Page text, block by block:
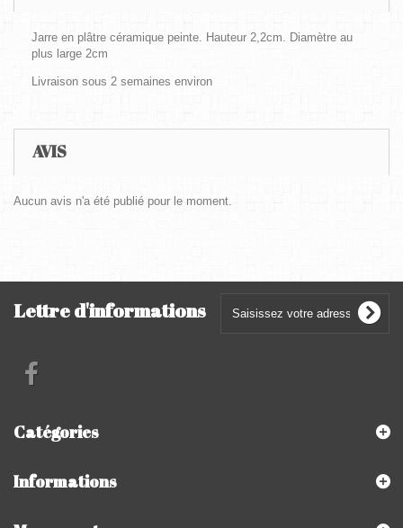
Jarre en plâtre céramique peinte. Hauteur 2,2cm. Diamètre au
plus large 2cm
Livraison sous 2 semaines environ
AVIS
Aucun avis n'a été publié pour le moment.
Lettre d'informations
Catégories
Informations